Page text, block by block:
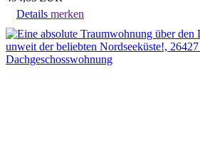
Details merken